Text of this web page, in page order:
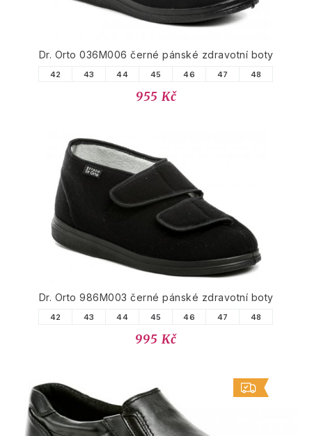
Dr. Orto 036M006 černé pánské zdravotní boty
42 43 44 45 46 47 48
955 Kč
Dr. Orto 986M003 černé pánské zdravotní boty
42 43 44 45 46 47 48
995 Kč